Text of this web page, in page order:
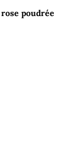
poudrée